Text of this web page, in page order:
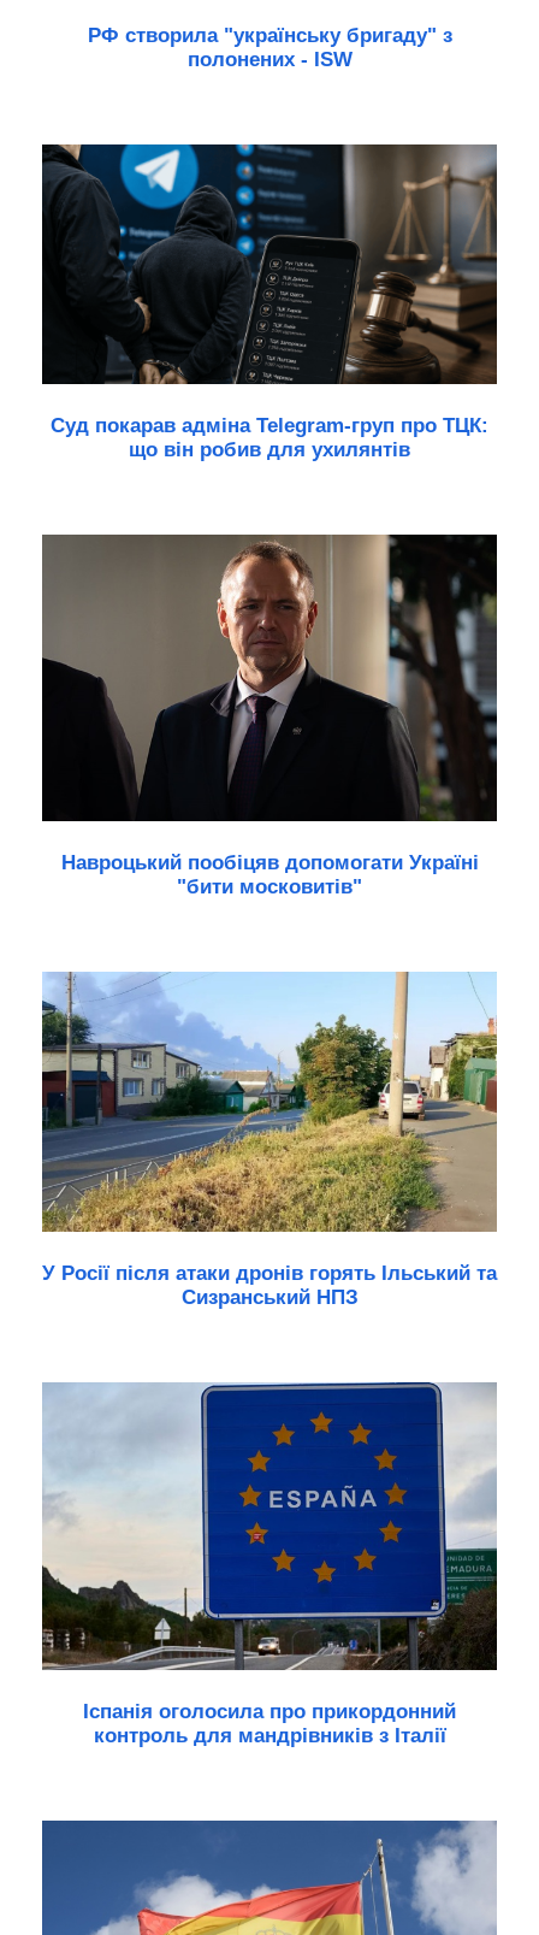
РФ створила "українську бригаду" з
полонених - ISW
Суд покарав адміна Telegram-груп про ТЦК:
що він робив для ухилянтів
Навроцький пообіцяв допомогати Україні
"бити московитів"
У Росії після атаки дронів горять Ільський та
Сизранський НПЗ
Іспанія оголосила про прикордонний
контроль для мандрівників з Італії